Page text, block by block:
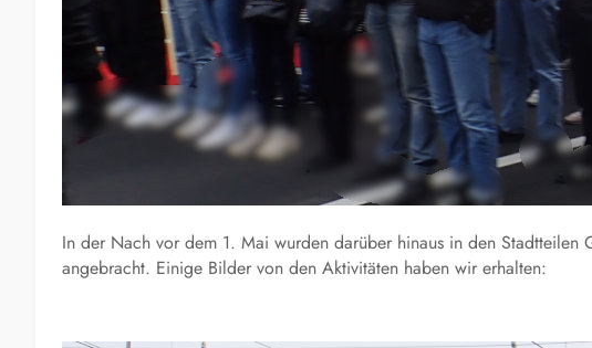
In der Nach vor dem 1. Mai wurden darüber hinaus in den Stadtteilen
angebracht. Einige Bilder von den Aktivitäten haben wir erhalten: